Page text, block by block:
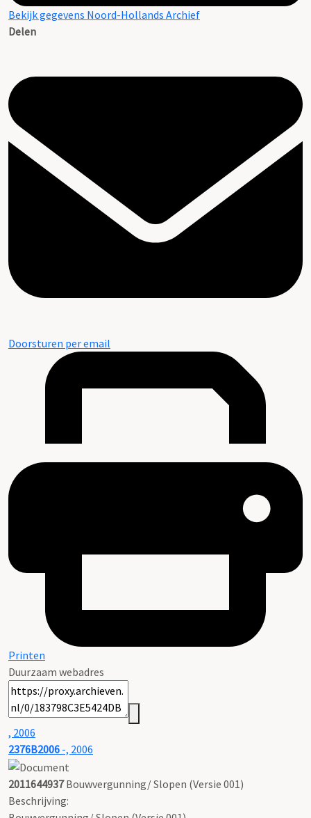
Bekijk gegevens Noord-Hollands Archief
Delen
Doorsturen per email
Printen
Duurzaam webadres
, 2006
2376B2006 -, 2006
2011644937Bouwvergunning/ Slopen (Versie 001)
Beschrijving: